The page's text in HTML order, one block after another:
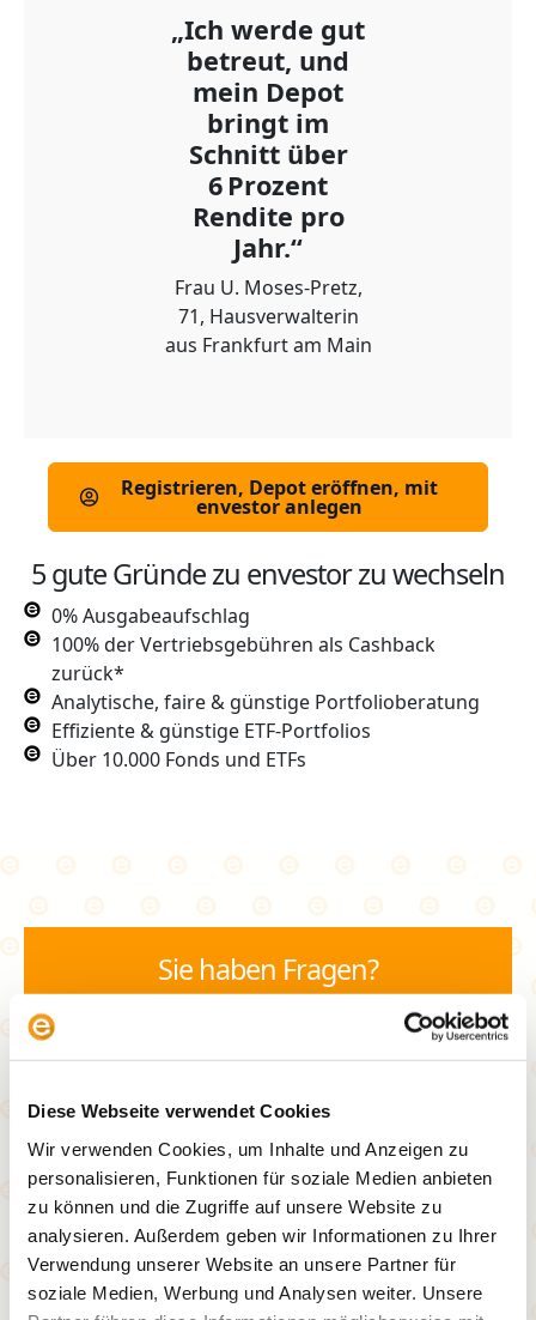
Diese Webseite verwendet Cookies
Wir verwenden Cookies, um Inhalte und Anzeigen zu
personalisieren, Funktionen für soziale Medien anbieten
zu können und die Zugriffe auf unsere Website zu
analysieren. Außerdem geben wir Informationen zu Ihrer
Verwendung unserer Website an unsere Partner für
soziale Medien, Werbung und Analysen weiter. Unsere
„Ich werde gut
betreut, und
mein Depot
bringt im
Schnitt über
6 Prozent
Rendite pro
Jahr.“
Frau U. Moses‑Pretz,
71, Hausverwalterin
aus Frankfurt am Main
Registrieren, Depot eröffnen, mit
envestor anlegen
5 gute Gründe zu envestor zu wechseln
0% Ausgabeaufschlag
100% der Vertriebsgebühren als Cashback
zurück*
Analytische, faire & günstige Portfolioberatung
Effiziente & günstige ETF-Portfolios
Über 10.000 Fonds und ETFs
Sie haben Fragen?
info@envestor.de
Termin vereinbaren